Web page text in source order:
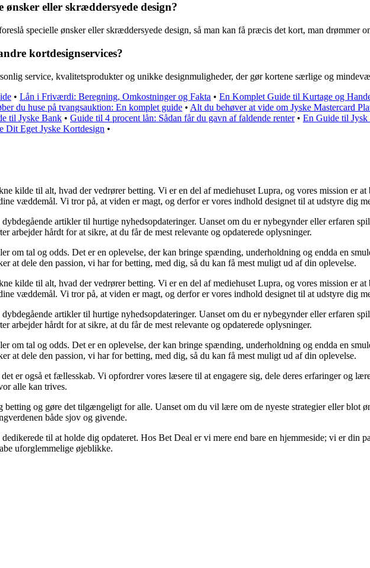
eller skræddersyede design?
specielle ønsker eller skræddersyede design, så man kan få præcis det kort, man drømmer
kortdesignservices?
service, kvalitetsprodukter og unikke designmuligheder, der gør kortene særlige og
• Lån i Friværdi: Beregning, Omkostninger og Fakta • En Komplet Guide til Kurtage og
du huse på tvangsauktion: En komplet guide • Alt du behøver at vide om Jyske Mastercard
til Jyske Bank • Guide til 4 procent lån: Sådan får du gavn af faldende renter• En Guide til
Dit Eget Jyske Kortdesign •
kilde til alt, hvad der vedrører betting. Vi er en del af mediehuset Lupra, og vores mission er at
væddemål. Vi tror på, at viden er magt, og derfor er vores indhold designet til at udstyre dig
artikler til hurtige nyhedsopdateringer. Uanset om du er nybegynder eller erfaren
arbejder hårdt for at sikre, at du får de mest relevante og opdaterede oplysninger.
om tal og odds. Det er en oplevelse, der kan bringe spænding, underholdning og endda en
at dele den passion, vi har for betting, med dig, så du kan få mest muligt ud af din oplevelse.
kilde til alt, hvad der vedrører betting. Vi er en del af mediehuset Lupra, og vores mission er at
væddemål. Vi tror på, at viden er magt, og derfor er vores indhold designet til at udstyre dig
artikler til hurtige nyhedsopdateringer. Uanset om du er nybegynder eller erfaren
arbejder hårdt for at sikre, at du får de mest relevante og opdaterede oplysninger.
om tal og odds. Det er en oplevelse, der kan bringe spænding, underholdning og endda en
at dele den passion, vi har for betting, med dig, så du kan få mest muligt ud af din oplevelse.
er også et fællesskab. Vi opfordrer vores læsere til at engagere sig, dele deres erfaringer og
alle kan trives.
og gøre det tilgængeligt for alle. Uanset om du vil lære om de nyeste strategier eller blot
både sjov og givende.
til at holde dig opdateret. Hos Bet Deal er vi mere end bare en hjemmeside; vi er din
uforglemmelige øjeblikke.